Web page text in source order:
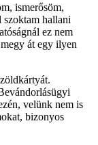
ismerősöm,
hallani
ez nem
át egy ilyen
velünk nem is
bizonyos